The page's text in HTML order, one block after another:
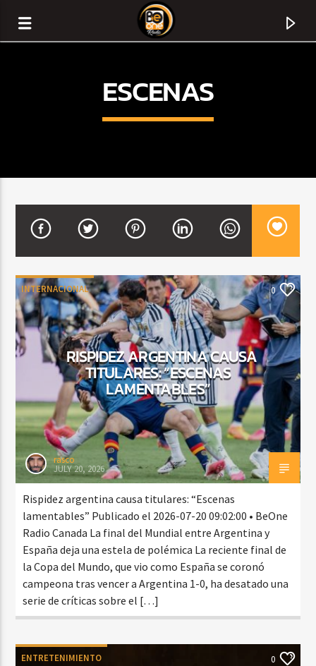
TITLE
ARTIST
CURRENT SHOW
BALADAS Y VALLENATO
2:00 PM 5:00 PM
ESCENAS
INTERNACIONAL 0
RISPIDEZ ARGENTINA CAUSA
TITULARES: “ESCENAS
LAMENTABLES”
rasco
JULY 20, 2026
Rispidez argentina causa titulares: “Escenas
lamentables” Publicado el 2026-07-20 09:02:00 • BeOne
Radio Canada La final del Mundial entre Argentina y
España deja una estela de polémica La reciente final de
la Copa del Mundo, que vio como España se coronó
campeona tras vencer a Argentina 1-0, ha desatado una
serie de críticas sobre el […]
ENTRETENIMIENTO 0